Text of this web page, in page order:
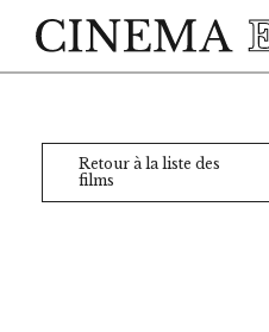
Retour à la liste des
films